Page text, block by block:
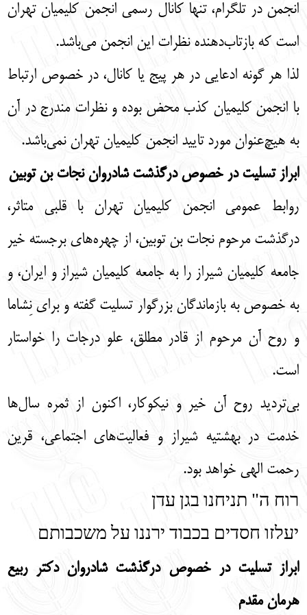
انجمن در تلگرام، تنها کانال رسمی انجمن کلیمیان تهران
است که بازتاب‌دهنده نظرات این انجمن می‌باشد.
لذا هر گونه ادعایی در هر پیج یا کانال، در خصوص ارتباط
با انجمن کلیمیان کذب محض بوده و نظرات مندرج در آن
به هیچ‌عنوان مورد تایید انجمن کلیمیان تهران نمی‌باشد.
ابراز تسلیت در خصوص درگذشت شادروان نجات بن توبین
روابط عمومی انجمن کلیمیان تهران با قلبی متاثر،
درگذشت مرحوم نجات بن توبین، از چهره‌های برجسته خیر
جامعه کلیمیان شیراز را به جامعه کلیمیان شیراز و ایران، و
به خصوص به بازماندگان بزرگوار تسلیت گفته و برای نِشاما
و روح آن مرحوم از قادر مطلق، علو درجات را خواستار
است.
بی‌تردید روح آن خیر و نیکوکار، اکنون از ثمره سال‌ها
خدمت در بهشتیه شیراز و فعالیت‌های اجتماعی، قرین
رحمت الهی خواهد بود.
רוח ה" תניחנו בגן עדן
יעלזו חסדים בכבוד ירננו על משכבותם
ابراز تسلیت در خصوص درگذشت شادروان دکتر ربیع
هرمان مقدم